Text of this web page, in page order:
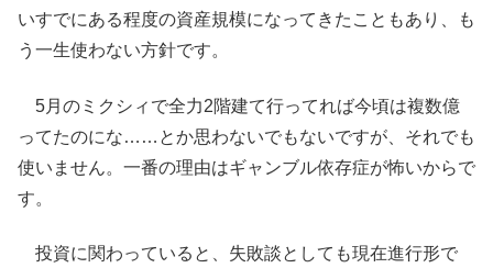
いすでにある程度の資産規模になってきたこともあり、も
う一生使わない方針です。
5月のミクシィで全力2階建て行ってれば今頃は複数億
ってたのにな……とか思わないでもないですが、それでも
使いません。一番の理由はギャンブル依存症が怖いからで
す。
投資に関わっていると、失敗談としても現在進行形で